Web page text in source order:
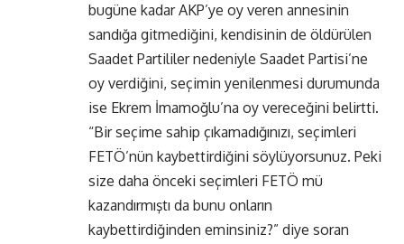
bugüne kadar AKP’ye oy veren annesinin
sandığa gitmediğini, kendisinin de öldürülen
Saadet Partililer nedeniyle Saadet Partisi’ne
oy verdiğini, seçimin yenilenmesi durumunda
ise Ekrem İmamoğlu’na oy vereceğini belirtti.
“Bir seçime sahip çıkamadığınızı, seçimleri
FETÖ’nün kaybettirdiğini söylüyorsunuz. Peki
size daha önceki seçimleri FETÖ mü
kazandırmıştı da bunu onların
kaybettirdiğinden eminsiniz?” diye soran